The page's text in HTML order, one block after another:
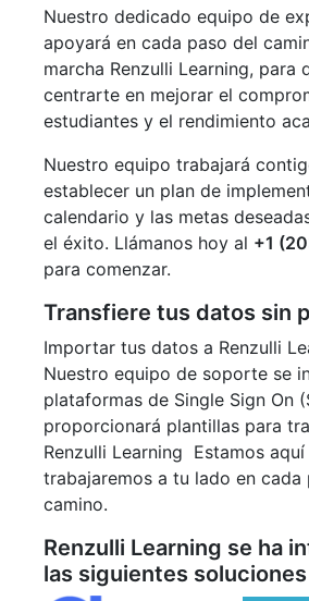
Nuestro dedicado equipo de
apoyará en cada paso del
marcha Renzulli Learning, para
centrarte en mejorar el
estudiantes y el rendimiento
Nuestro equipo trabajará
establecer un plan de
calendario y las metas
el éxito. Llámanos hoy al +1
para comenzar.
Transfiere tus datos sin
Importar tus datos a Renzulli
Nuestro equipo de soporte se
plataformas de Single Sign On
proporcionará plantillas para
Renzulli Learning Estamos
trabajaremos a tu lado en cada
camino.
Renzulli Learning se ha
las siguientes soluciones